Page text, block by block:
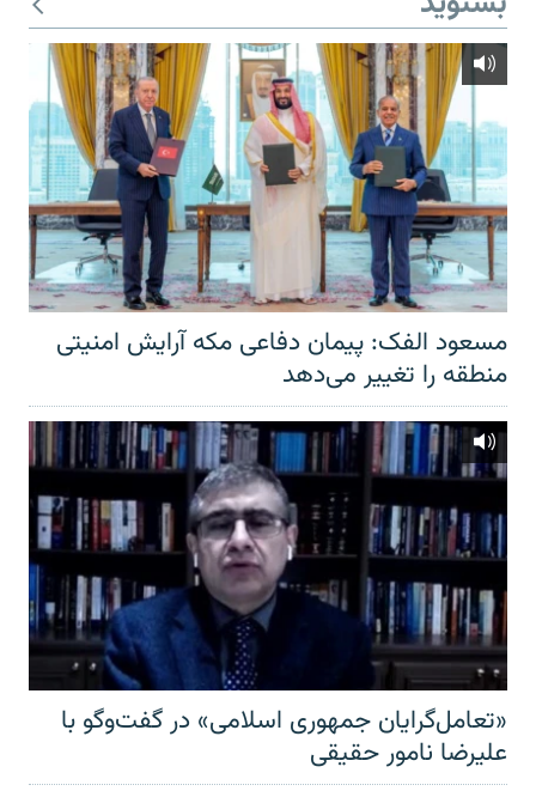
مسعود الفک: پیمان دفاعی مکه آرایش امنیتی
منطقه را تغییر می‌دهد
«تعامل‌گرایان جمهوری اسلامی» در گفت‌وگو با
علیرضا نامور حقیقی